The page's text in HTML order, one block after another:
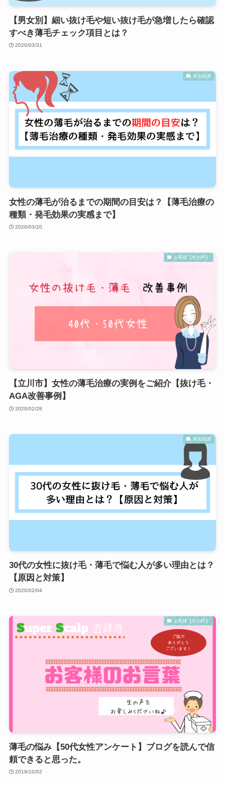
【男女別】細い抜け毛や短い抜け毛が急増したら確認
すべき薄毛チェック項目とは？
2020/03/31
発毛知識
女性の薄毛が治るまでの期間の目安は？【薄毛治療の
種類・発毛効果の実感まで】
2020/03/20
お客様【生の声】
【立川市】女性の薄毛治療の実例をご紹介【抜け毛・
AGA改善事例】
2020/02/28
発毛知識
30代の女性に抜け毛・薄毛で悩む人が多い理由とは？
【原因と対策】
2020/02/04
お客様【生の声】
薄毛の悩み【50代女性アンケート】ブログを読んで信
頼できると思った。
2019/10/02